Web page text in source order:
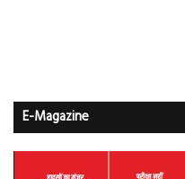
E-Magazine